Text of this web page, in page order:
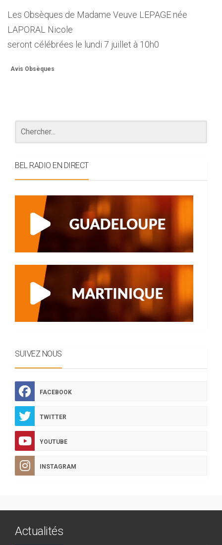
Les Obsèques de Madame Veuve LEPAGE née
LAPORAL Nicole
seront célébrées le lundi 7 juillet à 10h0
Avis Obsèques
BEL RADIO EN DIRECT
SUIVEZ NOUS
FACEBOOK
TWITTER
YOUTUBE
INSTAGRAM
Actualités